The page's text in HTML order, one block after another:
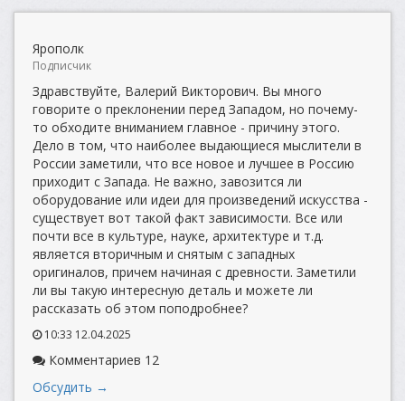
Ярополк
Подписчик
Здравствуйте, Валерий Викторович. Вы много
говорите о преклонении перед Западом, но почему-
то обходите вниманием главное - причину этого.
Дело в том, что наиболее выдающиеся мыслители в
России заметили, что все новое и лучшее в Россию
приходит с Запада. Не важно, завозится ли
оборудование или идеи для произведений искусства -
существует вот такой факт зависимости. Все или
почти все в культуре, науке, архитектуре и т.д.
является вторичным и снятым с западных
оригиналов, причем начиная с древности. Заметили
ли вы такую интересную деталь и можете ли
рассказать об этом поподробнее?
10:33 12.04.2025
Комментариев 12
Обсудить →